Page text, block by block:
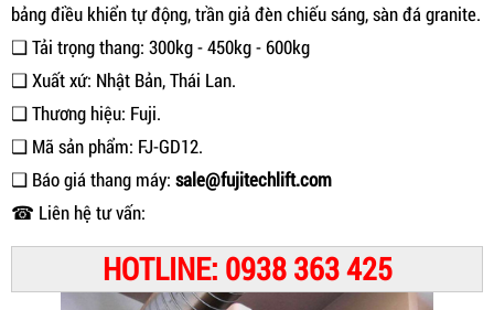
bảng điều khiển tự động, trần giả đèn chiếu sáng, sàn đá granite.
❑ Tải trọng thang: 300kg - 450kg - 600kg
❑ Xuất xứ: Nhật Bản, Thái Lan.
❑ Thương hiệu: Fuji.
❑ Mã sản phẩm: FJ-GD12.
❑ Báo giá thang máy: sale@fujitechlift.com
☎ Liên hệ tư vấn:
HOTLINE: 0938 363 425